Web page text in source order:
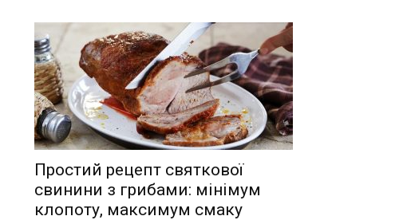
Простий рецепт святкової
свинини з грибами: мінімум
клопоту, максимум смаку